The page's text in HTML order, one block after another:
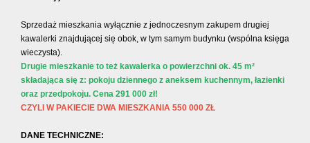
Sprzedaż mieszkania wyłącznie z jednoczesnym zakupem drugiej
kawalerki znajdującej się obok, w tym samym budynku (wspólna księga
wieczysta).
Drugie mieszkanie to też kawalerka o powierzchni ok. 45 m²
składająca się z: pokoju dziennego z aneksem kuchennym, łazienki
oraz przedpokoju. Cena 291 000 zł!
CZYLI W PAKIECIE DWA MIESZKANIA 550 000 ZŁ
DANE TECHNICZNE: